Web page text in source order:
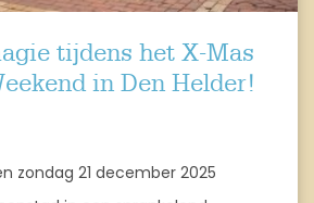
tijdens het X-Mas
in Den Helder!
zondag 21 december 2025